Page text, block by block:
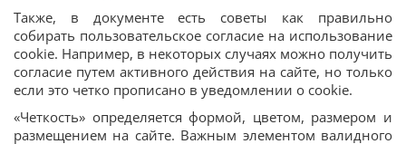
Также, в документе есть советы как правильно
собирать пользовательское согласие на использование
cookie. Например, в некоторых случаях можно получить
согласие путем активного действия на сайте, но только
если это четко прописано в уведомлении о cookie.
«Четкость» определяется формой, цветом, размером и
размещением на сайте. Важным элементом валидного